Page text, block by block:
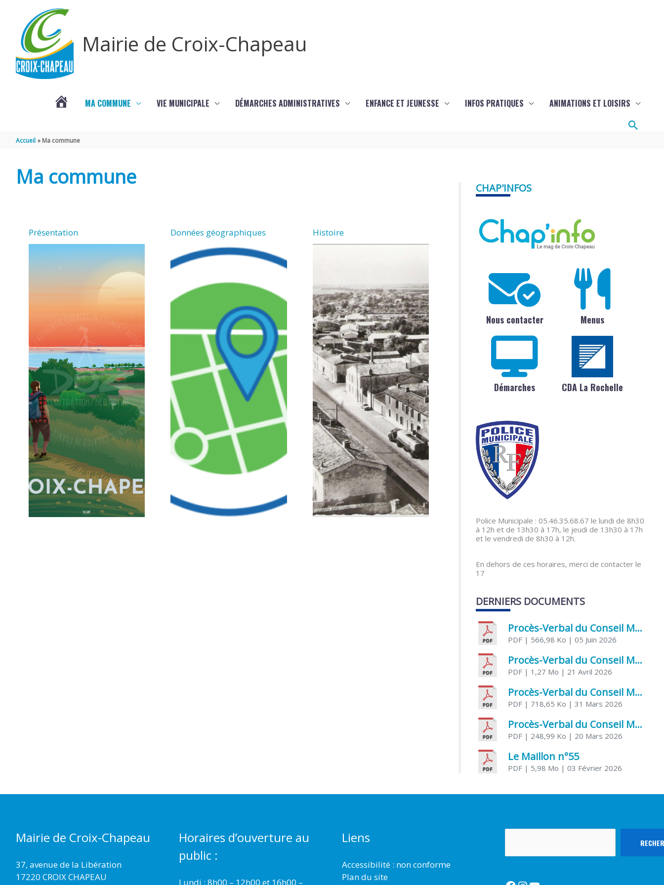
Mairie de Croix-Chapeau
MA COMMUNE VIE MUNICIPALE DÉMARCHES ADMINISTRATIVES ENFANCE ET JEUNESSE INFOS PRATIQUES ANIMATIONS ET LOISIRS
Accueil Ma commune
Ma commune
Présentation Données géographiques Histoire
CHAP'INFOS
Nous contacter Menus
Démarches CDA La Rochelle
Police Municipale : 05.46.35.68.67 le lundi de 8h30
à 12h et de 13h30 à 17h, le jeudi de 13h30 à 17h
et le vendredi de 8h30 à 12h.
En dehors de ces horaires, merci de contacter le
17
DERNIERS DOCUMENTS
Procès-Verbal du Conseil Municipal du 5 juin 2026
PDF | 566,98 Ko | 05 Juin 2026
Procès-Verbal du Conseil Municipal du 21 avril 2026
PDF | 1,27 Mo | 21 Avril 2026
Procès-Verbal du Conseil Municipal du 31 mars 2026
PDF | 718,65 Ko | 31 Mars 2026
Procès-Verbal du Conseil Municipal du 20 mars 2026
PDF | 248,99 Ko | 20 Mars 2026
Le Maillon n°55
PDF | 5,98 Mo | 03 Février 2026
Mairie de Croix-Chapeau
37, avenue de la Libération
17220 CROIX CHAPEAU
Horaires d’ouverture au
public :
Lundi : 8h00 – 12h00 et 16h00 –
Liens
Accessibilité : non conforme
Plan du site